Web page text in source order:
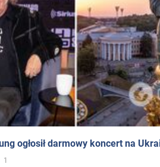
ogłosił darmowy koncert na
1